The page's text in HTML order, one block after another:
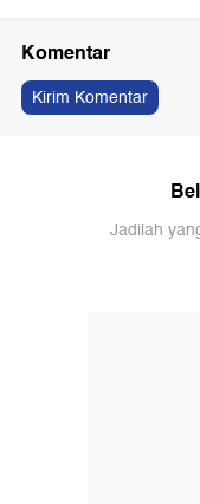
Komentar
Kirim Komentar
Jadilah